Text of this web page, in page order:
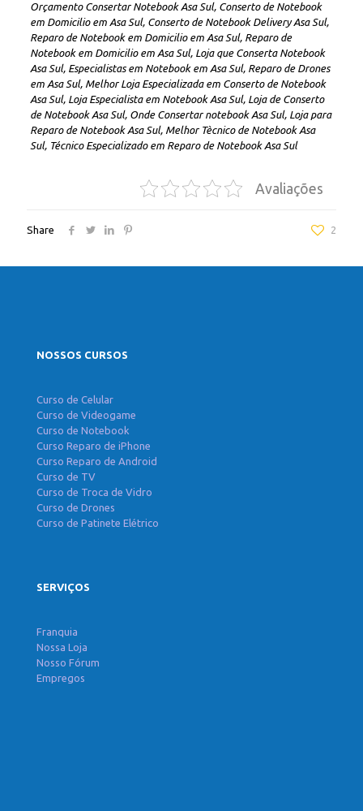
Orçamento Consertar Notebook Asa Sul, Conserto de Notebook
em Domicilio em Asa Sul, Conserto de Notebook Delivery Asa Sul,
Reparo de Notebook em Domicilio em Asa Sul, Reparo de
Notebook em Domicilio em Asa Sul, Loja que Conserta Notebook
Asa Sul, Especialistas em Notebook em Asa Sul, Reparo de Drones
em Asa Sul, Melhor Loja Especializada em Conserto de Notebook
Asa Sul, Loja Especialista em Notebook Asa Sul, Loja de Conserto
de Notebook Asa Sul, Onde Consertar notebook Asa Sul, Loja para
Reparo de Notebook Asa Sul, Melhor Tècnico de Notebook Asa
Sul, Técnico Especializado em Reparo de Notebook Asa Sul
Avaliações
Share 2
NOSSOS CURSOS
Curso de Celular
Curso de Videogame
Curso de Notebook
Curso Reparo de iPhone
Curso Reparo de Android
Curso de TV
Curso de Troca de Vidro
Curso de Drones
Curso de Patinete Elétrico
SERVIÇOS
Franquia
Nossa Loja
Nosso Fórum
Empregos